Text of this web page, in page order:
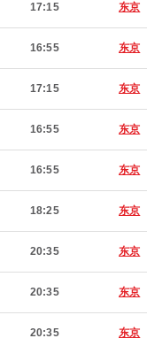
17:15 东京
16:55 东京
17:15 东京
16:55 东京
16:55 东京
18:25 东京
20:35 东京
20:35 东京
20:35 东京